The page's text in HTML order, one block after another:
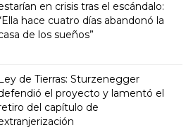
en crisis tras el escándalo:
hace cuatro días abandonó la
de los sueños”
de Tierras: Sturzenegger
el proyecto y lamentó el
del capítulo de